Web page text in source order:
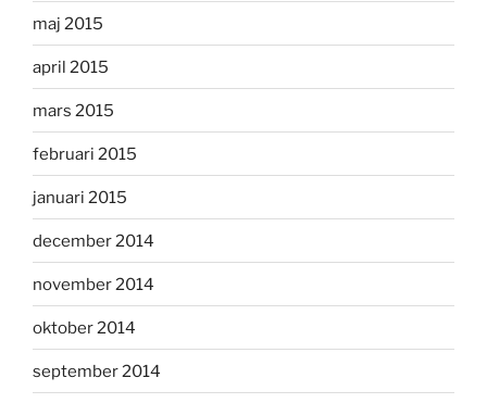
maj 2015
april 2015
mars 2015
februari 2015
januari 2015
december 2014
november 2014
oktober 2014
september 2014